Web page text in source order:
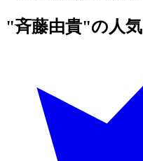
"斉藤由貴"の人